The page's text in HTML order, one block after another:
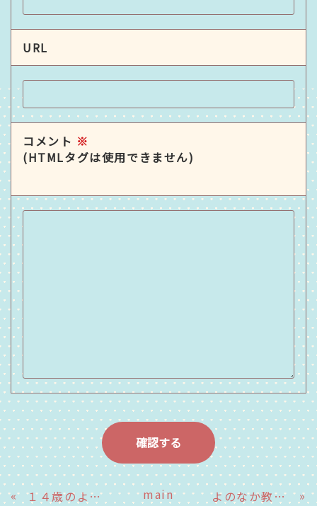
URL
コメント ※
(HTMLタグは使用できません)
« １４歳のよのなか挑戦事前学習～日向中学校～ main よのなか教室事前学習～富島中学校１年生その１～ »